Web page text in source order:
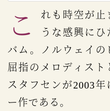
これも時空が止まってしまったかのよ
うな感興に
バム。ノルウェイの
屈指のメロディス
スタフセンが2003
ー作である。